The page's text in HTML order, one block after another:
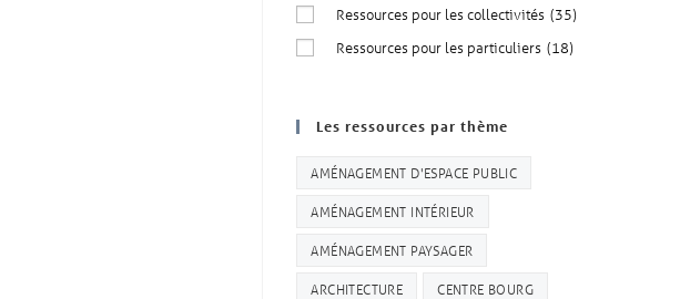
Ressources pour les collectivités (35)
Ressources pour les particuliers (18)
Les ressources par thème
AMÉNAGEMENT D'ESPACE PUBLIC
AMÉNAGEMENT INTÉRIEUR
AMÉNAGEMENT PAYSAGER
ARCHITECTURE CENTRE BOURG